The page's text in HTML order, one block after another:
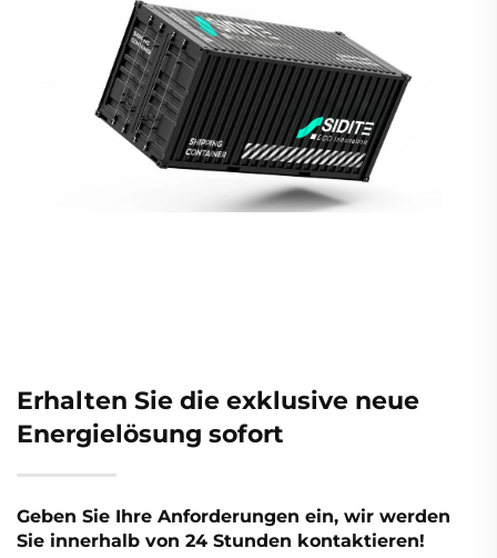
Erhalten Sie die exklusive neue
Energielösung sofort
Geben Sie Ihre Anforderungen ein, wir werden
Sie innerhalb von 24 Stunden kontaktieren!